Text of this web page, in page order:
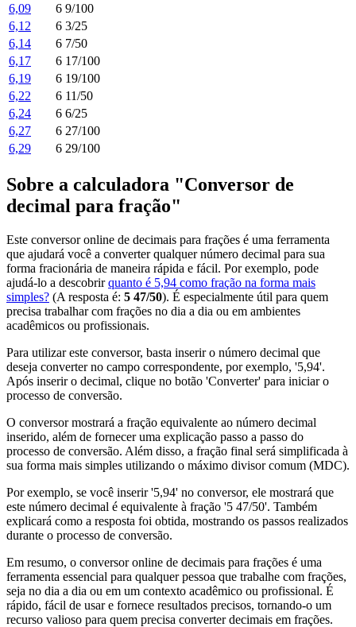
6,09
6 9/100
6,12
6 3/25
6,14
6 7/50
6,17
6 17/100
6,19
6 19/100
6,22
6 11/50
6,24
6 6/25
6,27
6 27/100
6,29
6 29/100
Sobre a calculadora "Conversor de
decimal para fração"
Este conversor online de decimais para frações é uma ferramenta
que ajudará você a converter qualquer número decimal para sua
forma fracionária de maneira rápida e fácil. Por exemplo, pode
ajudá-lo a descobrirquanto é 5,94 como fração na forma mais
simples? (A resposta é: 5 47/50). É especialmente útil para quem
precisa trabalhar com frações no dia a dia ou em ambientes
acadêmicos ou profissionais.
Para utilizar este conversor, basta inserir o número decimal que
deseja converter no campo correspondente, por exemplo, '5,94'.
Após inserir o decimal, clique no botão 'Converter' para iniciar o
processo de conversão.
O conversor mostrará a fração equivalente ao número decimal
inserido, além de fornecer uma explicação passo a passo do
processo de conversão. Além disso, a fração final será simplificada à
sua forma mais simples utilizando o máximo divisor comum (MDC).
Por exemplo, se você inserir '5,94' no conversor, ele mostrará que
este número decimal é equivalente à fração '5 47/50'. Também
explicará como a resposta foi obtida, mostrando os passos realizados
durante o processo de conversão.
Em resumo, o conversor online de decimais para frações é uma
ferramenta essencial para qualquer pessoa que trabalhe com frações,
seja no dia a dia ou em um contexto acadêmico ou profissional. É
rápido, fácil de usar e fornece resultados precisos, tornando-o um
recurso valioso para quem precisa converter decimais em frações.